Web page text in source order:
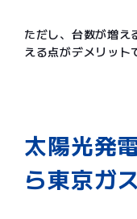
ただし、台数が増え
える点がデメリット
太陽光発
ら東京ガ